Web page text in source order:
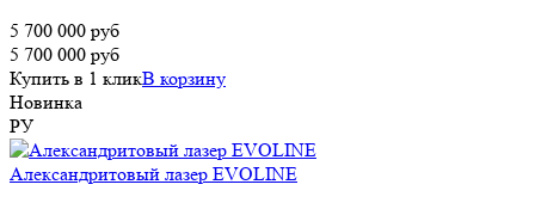
5 700 000 руб
5 700 000 руб
Купить в 1 кликВ корзину
Новинка
РУ
Александритовый лазер EVOLINE